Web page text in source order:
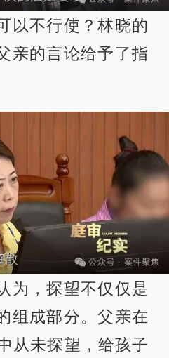
以不行使？林晓的
亲的言论给予了指
为，探望不仅仅是
组成部分。父亲在
从未探望，给孩子